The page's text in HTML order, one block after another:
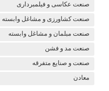
صنعت عکاسی و فیلمبرداری
صنعت کشاورزی و مشاغل وابسته
صنعت مبلمان و مشاغل وابسته
صنعت مد و فشن
صنعت و صنایع متفرقه
معادن